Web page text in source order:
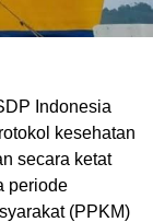
Indonesia
kesehatan
secara ketat
periode
(PPKM)